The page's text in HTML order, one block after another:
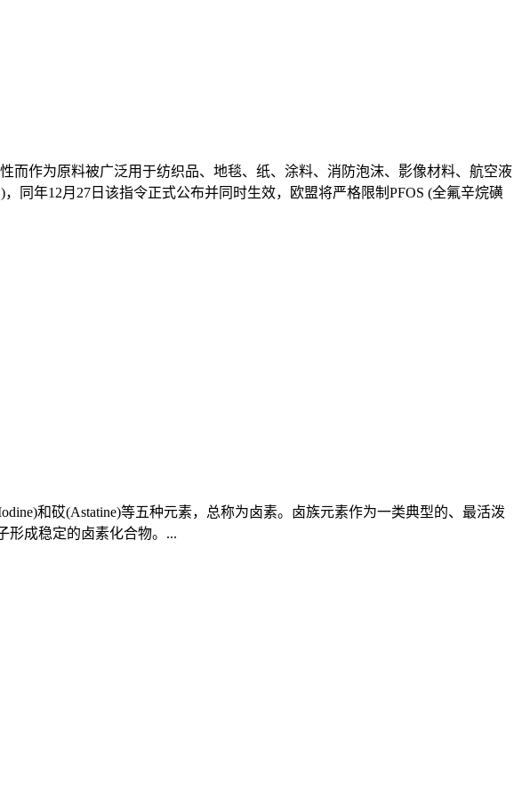
而作为原料被广泛用于纺织品、地毯、纸、涂料、消防泡沫、影像材料、航空液
同年12月27日该指令正式公布并同时生效，欧盟将严格限制PFOS (全氟辛烷磺
和砹(Astatine)等五种元素，总称为卤素。卤族元素作为一类典型的、最活泼
形成稳定的卤素化合物。...